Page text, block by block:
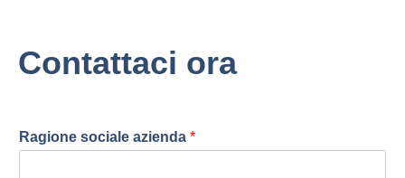
Contattaci ora
Ragione sociale azienda *